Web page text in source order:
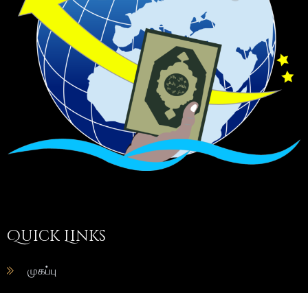
Quick Links
முகப்பு